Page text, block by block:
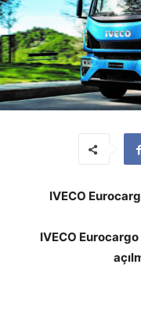
IVECO
IVECO